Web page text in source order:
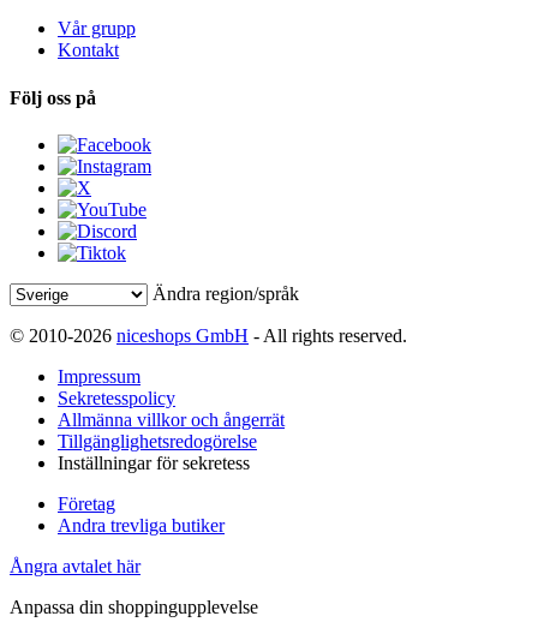
Vår grupp
Kontakt
Följ oss på
Ändra region/språk
© 2010-2026 niceshops GmbH - All rights reserved.
Impressum
Sekretesspolicy
Allmänna villkor och ångerrät
Tillgänglighetsredogörelse
Inställningar för sekretess
Företag
Andra trevliga butiker
Ångra avtalet här
Anpassa din shoppingupplevelse